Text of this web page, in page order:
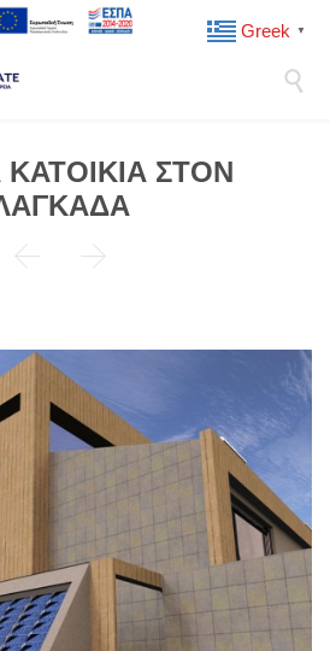

ΚΑΤΟΙΚΙΑ ΣΤΟΝ
 
Greek ▼